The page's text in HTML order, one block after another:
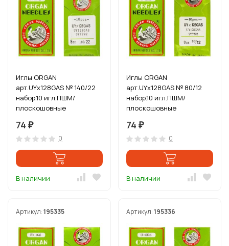
Иглы ORGAN
арт.UYx128GAS № 140/22
набор.10 игл.ПШМ/
плоскошовные
зиг-заг, многоиг
74 ₽
0
В наличии
Иглы ORGAN
арт.UYx128GAS № 80/12
набор.10 игл.ПШМ/
плоскошовные
зиг-заг, многоиг
74 ₽
0
В наличии
Артикул:195335 Артикул:195336